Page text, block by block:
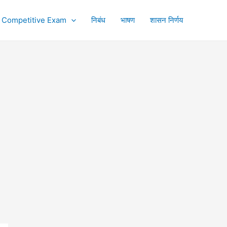
Competitive Exam निबंध भाषण शासन निर्णय